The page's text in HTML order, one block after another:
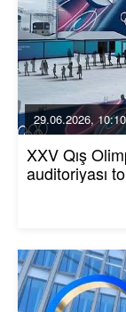
29.06.2026, 10:10
XXV Qış
auditoriyası